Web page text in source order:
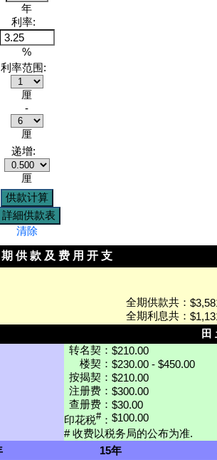
年
利率:
%
利率范围:
厘
-
厘
递增:
厘
清除
供 款 及 费 用 开 支
全期供款共：
全期利息共：
田
转名契： $210.00
楼契： $230.00 - $450.00
按揭契： $210.00
注册费： $300.00
查册费： $30.00
印花税# ： $100.00
# 收费以税务局的公布为准.
15年